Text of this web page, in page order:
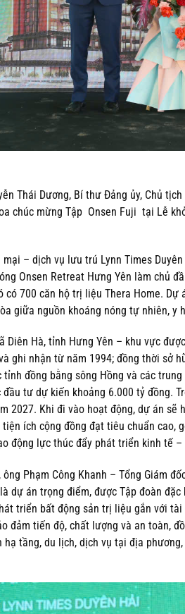
Thái Dương, Bí thư Đảng ủy, Chủ
chúc mừng Tập Onsen Fuji tại Lễ
– dịch vụ lưu trú Lynn Times
Onsen Retreat Hưng Yên làm chủ
có 700 căn hộ trị liệu Thera Home.
giữa nguồn khoáng nóng tự nhiên, y
Diên Hà, tỉnh Hưng Yên – khu vực
ghi nhận từ năm 1994; đồng thời sở
tỉnh đồng bằng sông Hồng và các
tư dự kiến khoảng 6.000 tỷ đồng.
2027. Khi đi vào hoạt động, dự án
ích cộng đồng đạt tiêu chuẩn cao,
động lực thúc đẩy phát triển kinh tế
Phạm Công Khanh – Tổng Giám
dự án trọng điểm, được Tập đoàn
triển bất động sản trị liệu gắn với
đảm tiến độ, chất lượng và an toàn,
tầng, du lịch, dịch vụ tại địa